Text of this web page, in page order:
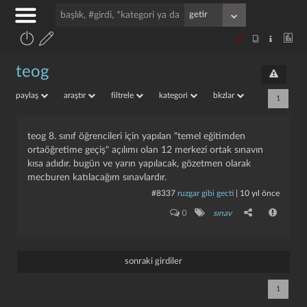
teog
paylaş araştır filtrele kategori bkzlar 1
teog 8. sınıf öğrencileri için yapılan "temel eği̇ti̇mden
ortaöğreti̇me geçi̇ş" açılımı olan 12 merkezi ortak sınavın
kısa adıdır. bugün ve yarın yapılacak, gözetmen olarak
mecburen katılacağım sınavlardır.
#8337 ruzgar gibi gecti 10 yıl önce
0 sınav
sonraki girdiler
1